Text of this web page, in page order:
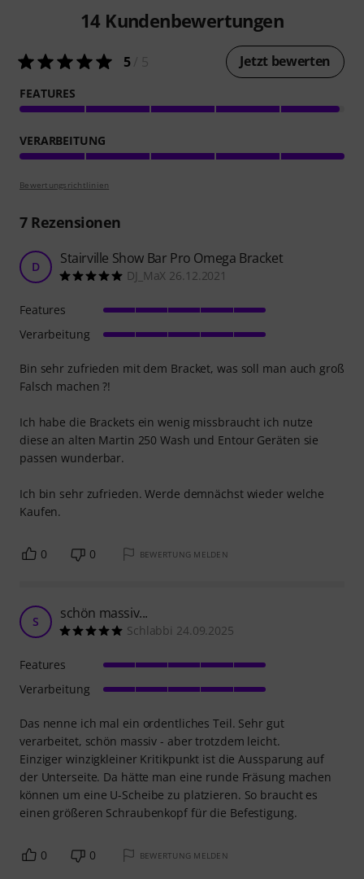
14 Kundenbewertungen
5/ 5 Jetzt bewerten
FEATURES
VERARBEITUNG
Bewertungsrichtlinien
7Rezensionen
D Stairville Show Bar Pro Omega Bracket
DJ_MaX 26.12.2021
Bin sehr zufrieden mit dem Bracket, was soll man auch groß
Falsch machen ?!
Ich habe die Brackets ein wenig missbraucht ich nutze
diese an alten Martin 250 Wash und Entour Geräten sie
passen wunderbar.
Ich bin sehr zufrieden. Werde demnächst wieder welche
Kaufen.
Features
Verarbeitung
0 0 BEWERTUNG MELDEN
S schön massiv...
Schlabbi 24.09.2025
Das nenne ich mal ein ordentliches Teil. Sehr gut
verarbeitet, schön massiv - aber trotzdem leicht.
Einziger winzigkleiner Kritikpunkt ist die Aussparung auf
der Unterseite. Da hätte man eine runde Fräsung machen
können um eine U-Scheibe zu platzieren. So braucht es
einen größeren Schraubenkopf für die Befestigung.
Features
Verarbeitung
0 0 BEWERTUNG MELDEN